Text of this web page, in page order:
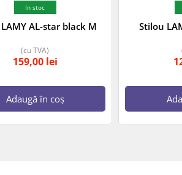
In stoc
AL-star black M
159,00 lei
(cu TVA)
Adaugă în coș
Stilou